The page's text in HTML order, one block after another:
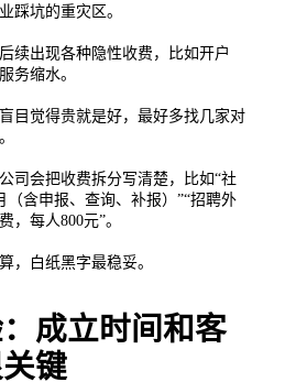
踩坑的重灾区。
续出现各种隐性收费，比如开户
务缩水。
目觉得贵就是好，最好多找几家对
司会把收费拆分写清楚，比如“社
（含申报、查询、补报）”“招聘外
，每人800元”。
，白纸黑字最稳妥。
成立时间和客
键